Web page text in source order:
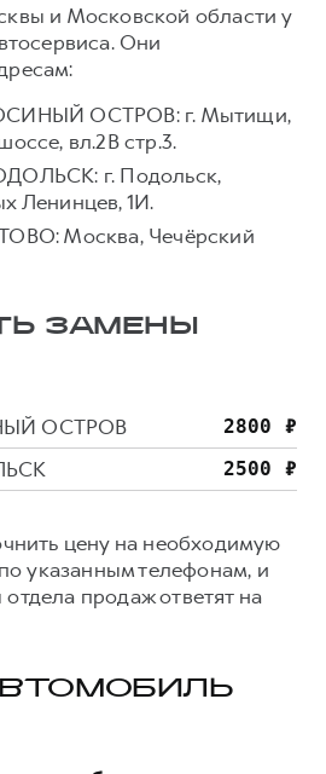
и Московской области у
Они
ОСТРОВ: г. Мытищи,
вл.2В стр.3.
г. Подольск,
Ленинцев, 1И.
Москва, Чечёрский
ЗАМЕНЫ
ОСТРОВ
цену на необходимую
указанным телефонам, и
продаж ответят на